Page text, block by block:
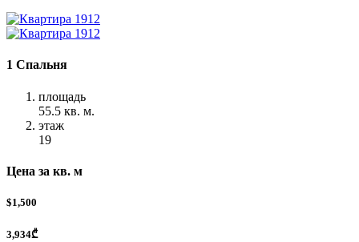
1 Спальня
площадь
55.5 кв. м.
этаж
19
Цена за кв. м
$1,500
3,934₾